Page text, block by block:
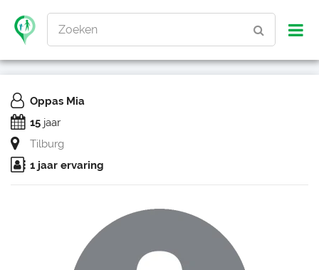
Zoeken
Oppas Mia
15 jaar
Tilburg
1 jaar ervaring